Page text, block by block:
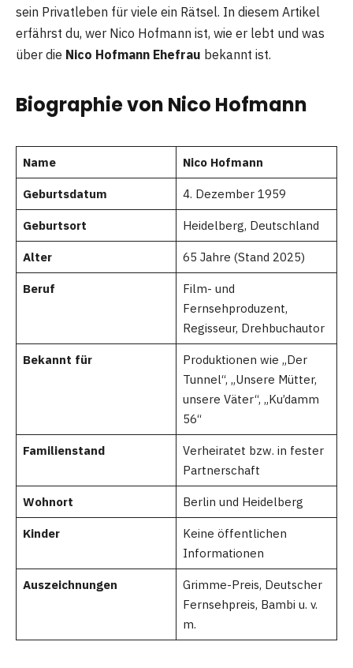
sein Privatleben für viele ein Rätsel. In diesem Artikel
erfährst du, wer Nico Hofmann ist, wie er lebt und was
über die Nico Hofmann Ehefrau bekannt ist.
Biographie von Nico Hofmann
Name Nico Hofmann
Geburtsdatum 4. Dezember 1959
Geburtsort Heidelberg, Deutschland
Alter 65 Jahre (Stand 2025)
Beruf
Film- und
Fernsehproduzent,
Regisseur, Drehbuchautor
Bekannt für
Produktionen wie „Der
Tunnel“, „Unsere Mütter,
unsere Väter“, „Ku’damm
56“
Familienstand
Verheiratet bzw. in fester
Partnerschaft
Wohnort Berlin und Heidelberg
Kinder
Keine öffentlichen
Informationen
Auszeichnungen
Grimme-Preis, Deutscher
Fernsehpreis, Bambi u. v.
m.